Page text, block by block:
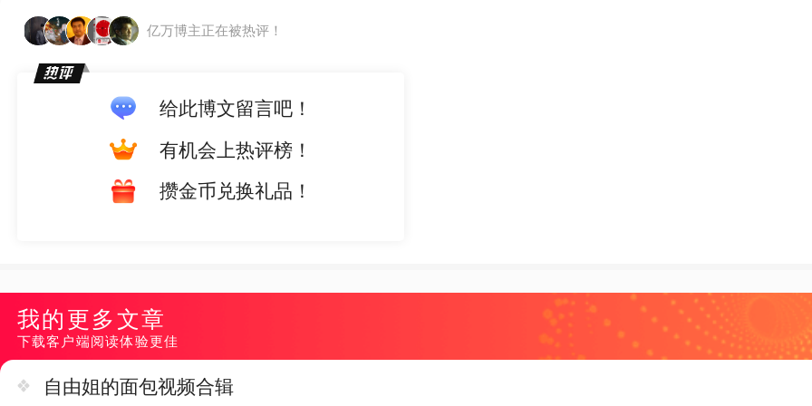
亿万博主正在被热评！
给此博文留言吧！
有机会上热评榜！
攒金币兑换礼品！
我的更多文章
下载客户端阅读体验更佳
自由姐的面包视频合辑